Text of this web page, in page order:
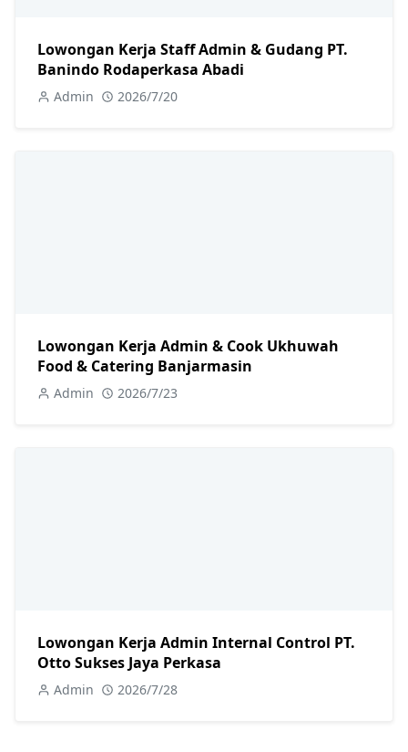
Lowongan Kerja Staff Admin & Gudang PT.
Banindo Rodaperkasa Abadi
Admin 2026/7/20
Lowongan Kerja Admin & Cook Ukhuwah
Food & Catering Banjarmasin
Admin 2026/7/23
Lowongan Kerja Admin Internal Control PT.
Otto Sukses Jaya Perkasa
Admin 2026/7/28